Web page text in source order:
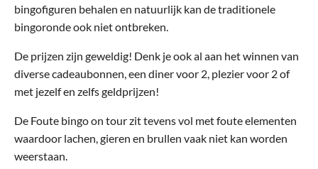
bingofiguren behalen en natuurlijk kan de traditionele
bingoronde ook niet ontbreken.
De prijzen zijn geweldig! Denk je ook al aan het winnen van
diverse cadeaubonnen, een diner voor 2, plezier voor 2 of
met jezelf en zelfs geldprijzen!
De Foute bingo on tour zit tevens vol met foute elementen
waardoor lachen, gieren en brullen vaak niet kan worden
weerstaan.